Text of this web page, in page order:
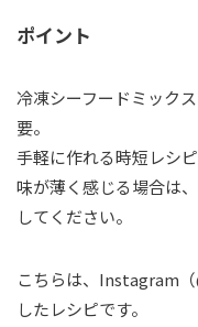
ポイント
冷凍シーフードミック
要。
手軽に作れる時短レシ
味が薄く感じる場合は
してください。
こちらは、Instagram
したレシピです。